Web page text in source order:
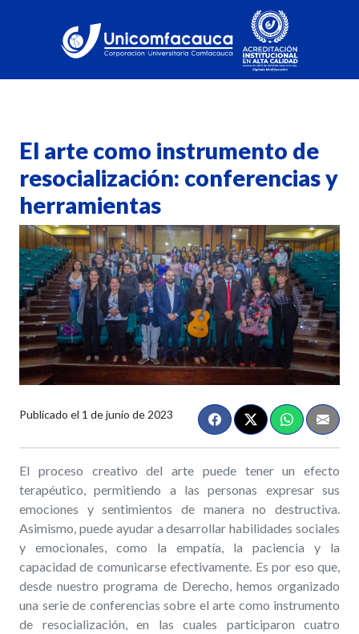
El arte como instrumento de
resocialización: conferencias y
herramientas
Publicado el 1 de junio de 2023
El proceso creativo del arte puede tener un efecto
terapéutico, permitiendo a las personas expresar sus
emociones y sentimientos de manera no destructiva.
Asimismo, puede ayudar a desarrollar habilidades sociales
y emocionales, como la empatía, la paciencia y la
capacidad de comunicarse efectivamente. Es por eso que,
desde nuestro programa de Derecho, hemos organizado
una serie de conferencias sobre el arte como instrumento
de resocialización, en las cuales participaron cuatro